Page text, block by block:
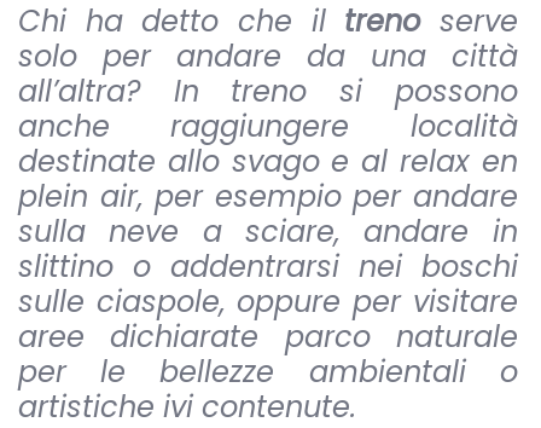
Chi ha detto che iltrenoserve
solo per andare da una città
all’altra? In treno si possono
anche raggiungere località
destinate allo svago e al relax en
plein air, per esempio per andare
sulla neve a sciare, andare in
slittino o addentrarsi nei boschi
sulle ciaspole, oppure per visitare
aree dichiarate parco naturale
per le bellezze ambientali o
artistiche ivi contenute.